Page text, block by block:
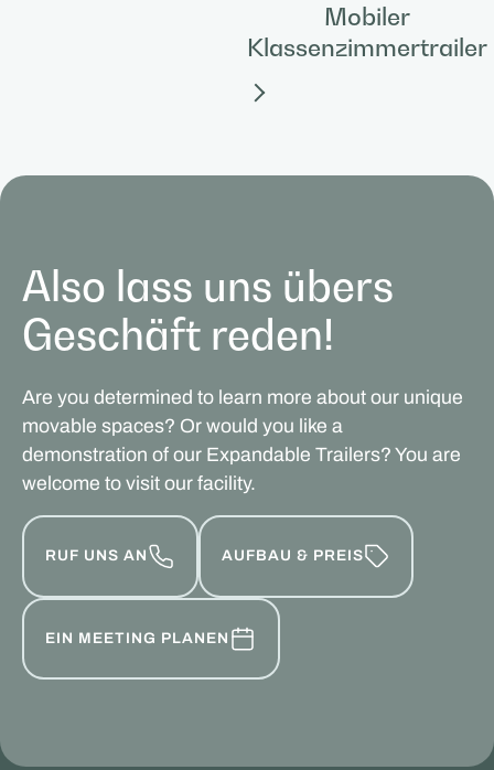
Mobiler
Klassenzimmertrailer
Also lass uns übers
Geschäft reden!
Are you determined to learn more about our unique
movable spaces? Or would you like a
demonstration of our Expandable Trailers? You are
welcome to visit our facility.
RUF UNS AN AUFBAU & PREIS
EIN MEETING PLANEN